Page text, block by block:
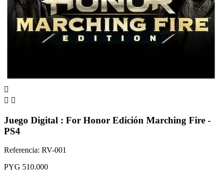

 
Juego Digital : For Honor Edición Marching Fire -
PS4
Referencia: RV-001
PYG 510.000